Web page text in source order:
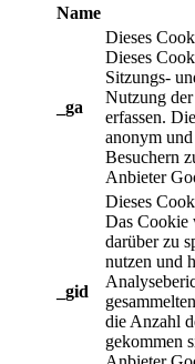
Name
_ga
Dieses
Dieses
Sitzungs-
Nutzung
erfassen.
anonym
Besuchern
Anbieter
_gid
Dieses
Das Cookie
darüber zu
nutzen und
die Anzahl
gekommen